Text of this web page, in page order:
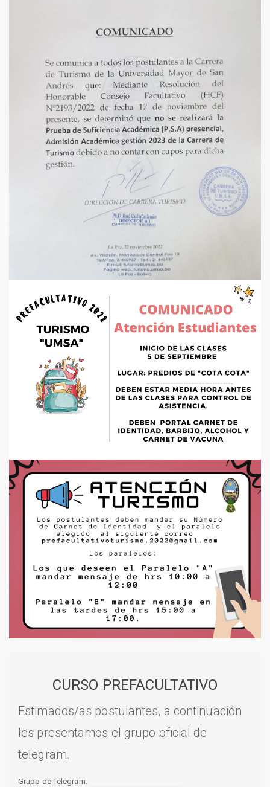
CURSO PREFACULTATIVO
Estimados/as postulantes, a continuación
les presentamos el grupo oficial de
telegram.
Grupo de Telegram: